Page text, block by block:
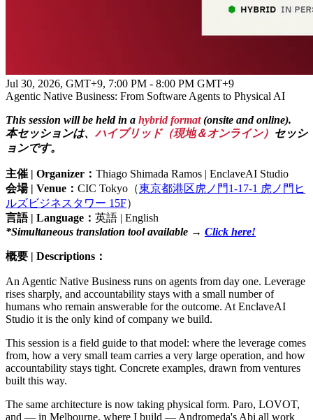
Jul 30, 2026, GMT+9, 7:00 PM - 8:00 PM GMT+9
Agentic Native Business: From Software Agents to Physical AI
This session will be held in a hybrid format(onsite and online).
本セッションは、 ハイブリッド（現地＆オンライン） セッシ
ョンです。
主催 | Organizer： Thiago Shimada Ramos | EnclaveAI Studio
会場 | Venue： CIC Tokyo（東京都港区虎ノ門1-17-1 虎ノ門ヒ
ルズビジネスタワー 15F）
言語 | Language： 英語 | English
*Simultaneous translation tool available → Click here!
概要 | Descriptions：
An Agentic Native Business runs on agents from day one. Leverage
rises sharply, and accountability stays with a small number of
humans who remain answerable for the outcome. At EnclaveAI
Studio it is the only kind of company we build.
This session is a field guide to that model: where the leverage comes
from, how a very small team carries a very large operation, and how
accountability stays tight. Concrete examples, drawn from ventures
built this way.
The same architecture is now taking physical form. Paro, LOVOT,
and — in Melbourne, where I build — Andromeda's Abi all work